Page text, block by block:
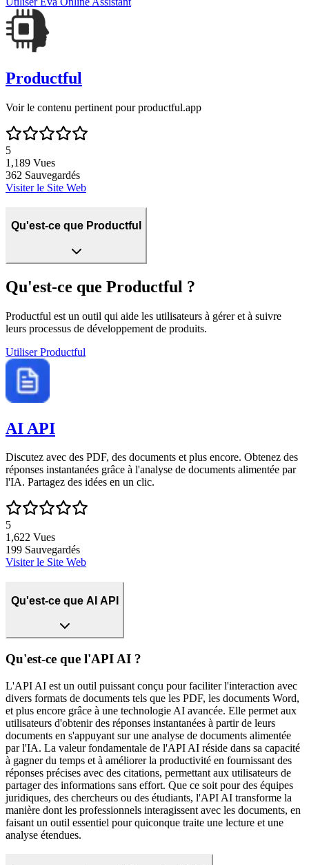
Productful
Voir le contenu pertinent pour productful.app
5
1,189 Vues
362 Sauvegardés
Visiter le Site Web
Qu'est-ce que Productful
Qu'est-ce que Productful ?
Productful est un outil qui aide les utilisateurs à gérer et à suivre
leurs processus de développement de produits.
Utiliser Productful
AI API
Discutez avec des PDF, des documents et plus encore. Obtenez des
réponses instantanées grâce à l'analyse de documents alimentée par
l'IA. Partagez des idées en un clic.
5
1,622 Vues
199 Sauvegardés
Visiter le Site Web
Qu'est-ce que AI API
Qu'est-ce que l'API AI ?
L'API AI est un outil puissant conçu pour faciliter l'interaction avec
divers formats de documents tels que les PDF, les documents Word,
et plus encore grâce à une technologie AI avancée. Elle permet aux
utilisateurs d'obtenir des réponses instantanées à partir de leurs
documents en s'appuyant sur une analyse de documents alimentée
par l'IA. La valeur fondamentale de l'API AI réside dans sa capacité
à gagner du temps et à améliorer la productivité en fournissant des
réponses précises avec des citations, permettant aux utilisateurs de
partager des informations sans effort. Que ce soit pour des équipes
juridiques, des chercheurs ou des étudiants, l'API AI transforme la
manière dont les professionnels interagissent avec les documents, en
faisant un outil essentiel pour quiconque traite une lecture et une
analyse étendues.